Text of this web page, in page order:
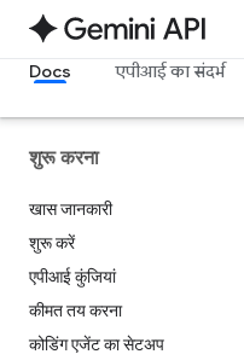
Docs एपीआई का संदर्भ
शुरू करना
खास जानकारी
शुरू करें
एपीआई कुंजियां
कीमत तय करना
कोडिंग एजेंट का सेटअप